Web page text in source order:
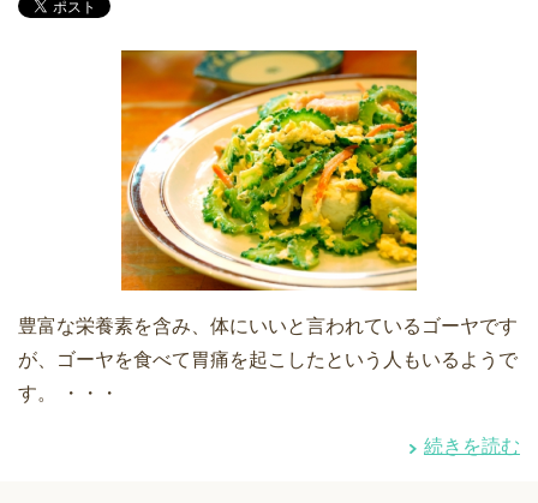
豊富な栄養素を含み、体にいいと言われているゴーヤです
が、ゴーヤを食べて胃痛を起こしたという人もいるようで
す。 ・・・
続きを読む